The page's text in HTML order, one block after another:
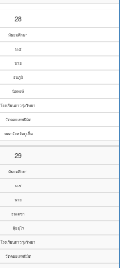
28
มัธยมศึกษา
ม.๕
นาย
ธนภูมิ
นิลพงษ์
โรงเรียนดาวรุ่งวิทยา
วัดดอยเทพนิมิต
คณะจังหวัดภูเก็ต
29
มัธยมศึกษา
ม.๕
นาย
ธนเดชา
ลุ้ยอุไร
โรงเรียนดาวรุ่งวิทยา
วัดดอยเทพนิมิต